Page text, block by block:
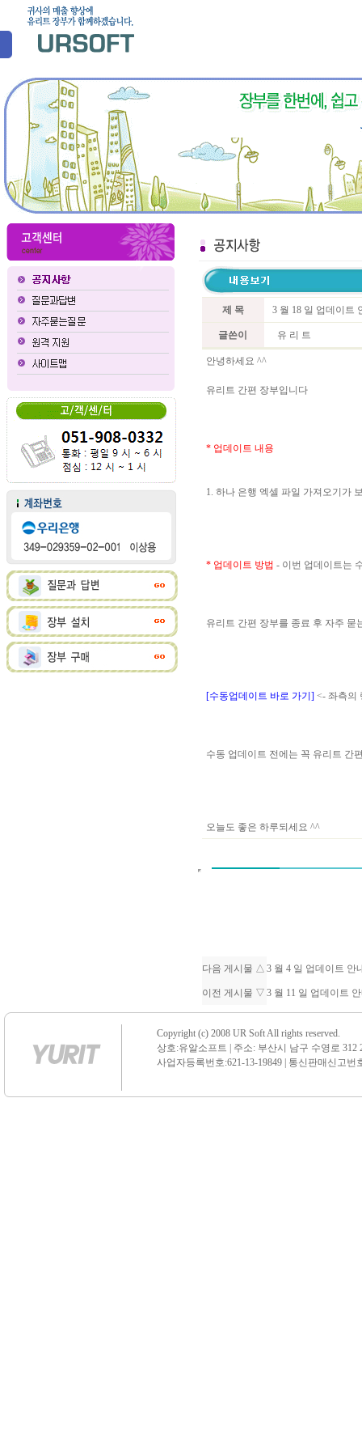
제 목 3 월 18 일 업데이트
글쓴이 유 리 트
안녕하세요 ^^
유리트 간편 장부입니다
* 업데이트 내용
1. 하나 은행 엑셀 파일 가져오기가
* 업데이트 방법 - 이번 업데이트는
유리트 간편 장부를 종료 후 자주
[수동업데이트 바로 가기] <- 좌측의
수동 업데이트 전에는 꼭 유리트 간
오늘도 좋은 하루되세요 ^^
다음 게시물 △ 3 월 4 일 업데이트 안
이전 게시물 ▽ 3 월 11 일 업데이트
Copyright (c) 2008 UR Soft All rights reserved.
상호:유알소프트 | 주소: 부산시 남구 수영로 312
사업자등록번호:621-13-19849 | 통신판매신고번